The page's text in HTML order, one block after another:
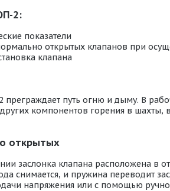
2:
показатели
открытых клапанов при
клапана
путь огню и дыму. В
других компонентов горения в
открытых
заслонка клапана расположена в
снимается, и пружина переводит
напряжения или с помощью